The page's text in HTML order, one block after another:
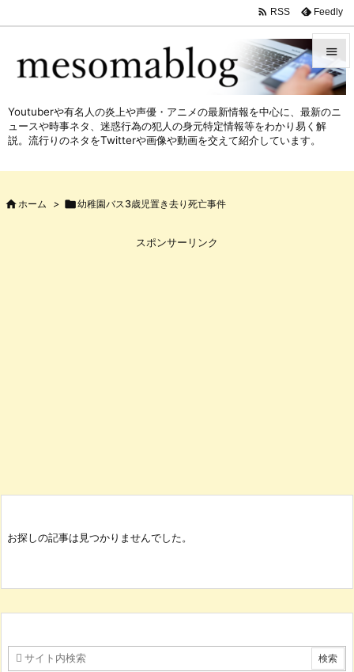



 RSS Feedly
Youtuberや有名人の炎上や声優・アニメの最新情報を中心に、最新のニ
ュースや時事ネタ、迷惑行為の犯人の身元特定情報等をわかり易く解
説。流行りのネタをTwitterや画像や動画を交えて紹介しています。
 ホーム > 幼稚園バス3歳児置き去り死亡事件
スポンサーリンク
お探しの記事は見つかりませんでした。